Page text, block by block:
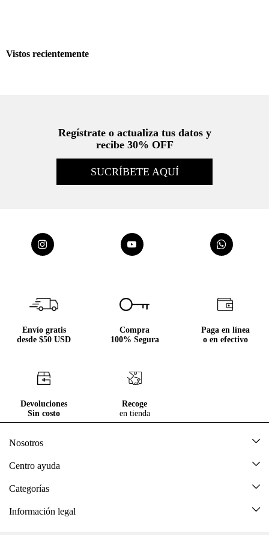
Vistos recientemente
Jean Horseshoe cinco bolsillos azul para mujer
Regístrate o actualiza tus datos y
recibe 30% OFF
desde $50 USD
Devoluciones
Sin costo